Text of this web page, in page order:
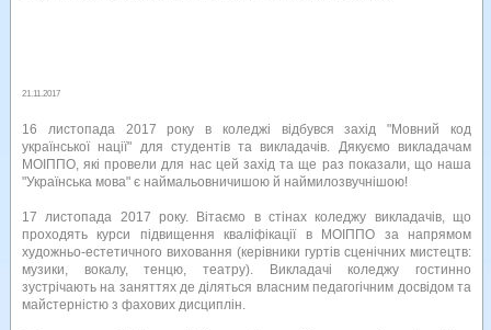
21.11.2017
16 листопада 2017 року в коледжі відбувся захід "Мовний код
української нації" для студентів та викладачів. Дякуємо викладачам
МОІППО, які провели для нас цей захід та ще раз показали, що наша
"Українська мова" є наймальовничишою й наймилозвучнішою!
17 листопада 2017 року. Вітаємо в стінах коледжу викладачів, що
проходять курси підвищення кваліфікації в МОІППО за напрямом
художньо-естетичного виховання (керівники гуртів сценічних мистецтв:
музики, вокалу, тенцю, театру). Викладачі коледжу гостинно
зустрічають на заняттях де діляться власним педагогічним досвідом та
майстерністю з фахових дисциплін.